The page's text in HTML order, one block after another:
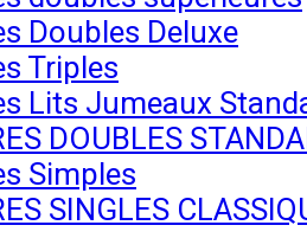
Doubles Deluxe
Triples
Lits Jumeaux
DOUBLES
Simples
SINGLES